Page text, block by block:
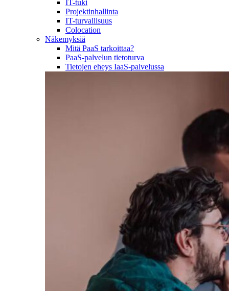
IT-tuki
Projektinhallinta
IT-turvallisuus
Colocation
Näkemyksiä
Mitä PaaS tarkoittaa?
PaaS-palvelun tietoturva
Tietojen eheys IaaS-palvelussa